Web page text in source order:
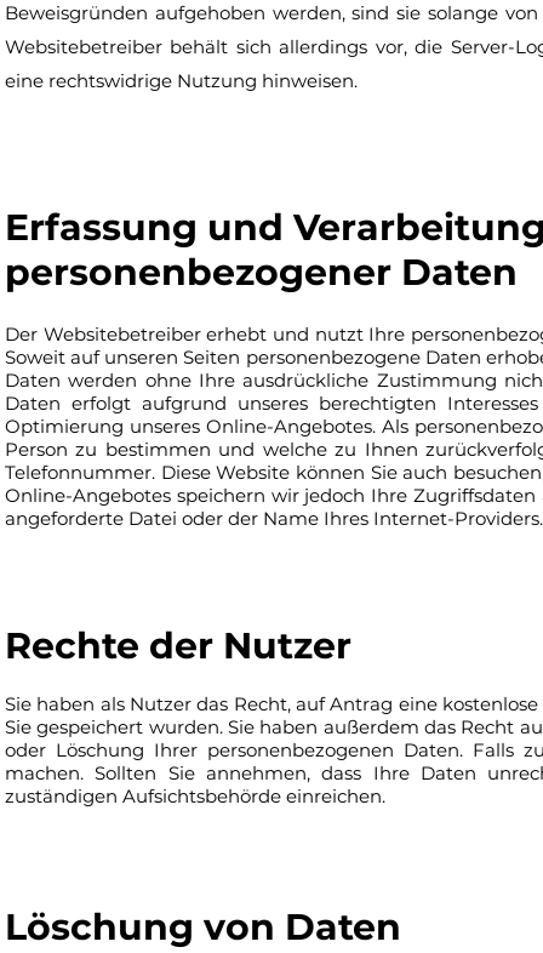
Beweisgründen aufgehoben werden, sind sie solange
Websitebetreiber behält sich allerdings vor, die Server-
eine rechtswidrige Nutzung hinweisen.
Erfassung und
personenbezogener Daten
Der Websitebetreiber erhebt und nutzt Ihre
Soweit auf unseren Seiten personenbezogene Daten
Daten werden ohne Ihre ausdrückliche Zustimmung
Daten erfolgt aufgrund unseres berechtigten
Optimierung unseres Online-Angebotes. Als
Person zu bestimmen und welche zu Ihnen
Telefonnummer. Diese Website können Sie auch
Online-Angebotes speichern wir jedoch Ihre
angeforderte Datei oder der Name Ihres Internet-Providers.
Rechte der Nutzer
Sie haben als Nutzer das Recht, auf Antrag eine
Sie gespeichert wurden. Sie haben außerdem das Recht
oder Löschung Ihrer personenbezogenen Daten.
machen. Sollten Sie annehmen, dass Ihre Daten
zuständigen Aufsichtsbehörde einreichen.
Löschung von Daten